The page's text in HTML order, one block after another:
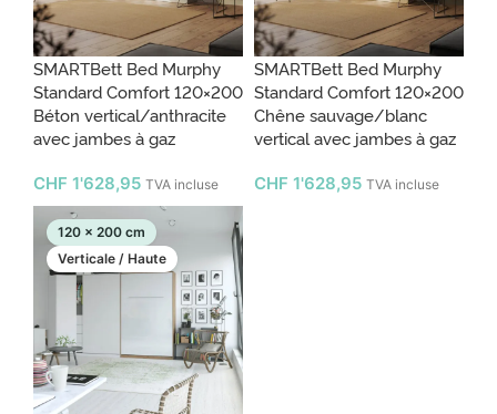
SMARTBett Bed Murphy
Standard Comfort 120×200
Béton vertical/anthracite
avec jambes à gaz
CHF 1'628,95 TVA incluse
SMARTBett Bed Murphy
Standard Comfort 120×200
Chêne sauvage/blanc
vertical avec jambes à gaz
CHF 1'628,95 TVA incluse
120 x 200 cm
Verticale / Haute